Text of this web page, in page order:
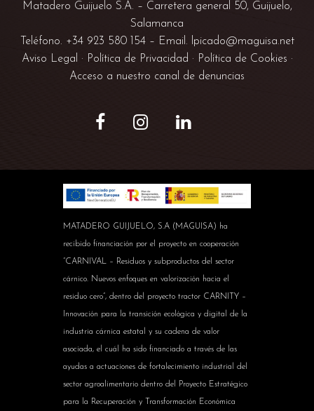
Matadero Guijuelo S.A. – Carretera general 50, Guijuelo,
Salamanca
Teléfono. +34 923 580 154– Email.
lpicado@maguisa.net
Aviso Legal
· Política de Privacidad · Política de Cookies ·
Acceso a nuestro canal de denuncias
MATADERO GUIJUELO, S.A (MAGUISA) ha
recibido financiación por el proyecto en cooperación
“CARNIVAL – Residuos y subproductos del sector
cárnico. Nuevos enfoques en valorización hacia el
residuo cero”, dentro del proyecto tractor CARNITY –
Innovación para la transición ecológica y digital de la
industria cárnica estatal y su cadena de valor
asociada, el cuál ha sido financiado a través de las
ayudas a actuaciones de fortalecimiento industrial del
sector agroalimentario dentro del Proyecto Estratégico
para la Recuperación y Transformación Económica